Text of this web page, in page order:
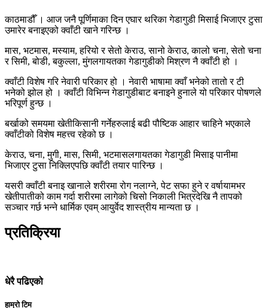
काठमाडौँ । आज जनै पूर्णिमाका दिन एघार थरिका गेडागुडी मिसाई भिजाएर टुसा
उमारेर बनाइएको क्वाँटी खाने गरिन्छ ।
मास, भटमास, मस्याम, हरियो र सेतो केराउ, सानो केराउ, कालो चना, सेतो चना
र सिमी, बोडी, बकुल्ला, मुंगलगायतका गेडागुडीको मिश्रण नै क्वाँटी हो ।
क्वाँटी विशेष गरि नेवारी परिकार हो । नेवारी भाषामा क्वाँ भनेको तातो र टी
भनेको झोल हो । क्वाँटी विभिन्न गेडागुडीबाट बनाइने हुनाले यो परिकार पोषणले
भरिपूर्ण हुन्छ ।
बर्खाको समयमा खेतीकिसानी गर्नेहरुलाई बढी पौष्टिक आहार चाहिने भएकाले
क्वाँटीको विशेष महत्त्व रहेको छ ।
केराउ, चना, मुगी, मास, सिमी, भटमासलगायतका गेडागुडी मिसाइ पानीमा
भिजाएर टुसा निक्लिएपछि क्वाँटी तयार पारिन्छ ।
यसरी क्वाँटी बनाइ खानाले शरीरमा रोग नलाग्ने, पेट सफा हुने र वर्षायामभर
खेतीपातीको काम गर्दा शरीरमा लागेको चिसो निकाली भित्रदेखि नै तापको
सञ्चार गर्छ भन्ने धार्मिक एवम् आयुर्वेद शास्त्रीय मान्यता छ ।
प्रतिक्रिया
धेरै पढिएको
हाम्रो टिम